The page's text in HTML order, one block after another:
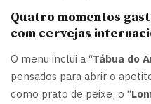
Quatro momentos
com cervejas
O menu inclui a “Tábua do
pensados para abrir o
como prato de peixe; o “